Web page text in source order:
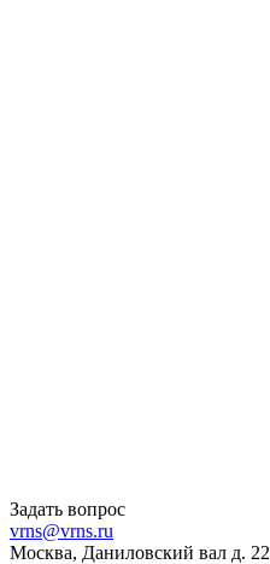
Задать вопрос
vrns@vrns.ru
Москва, Даниловский вал д. 22